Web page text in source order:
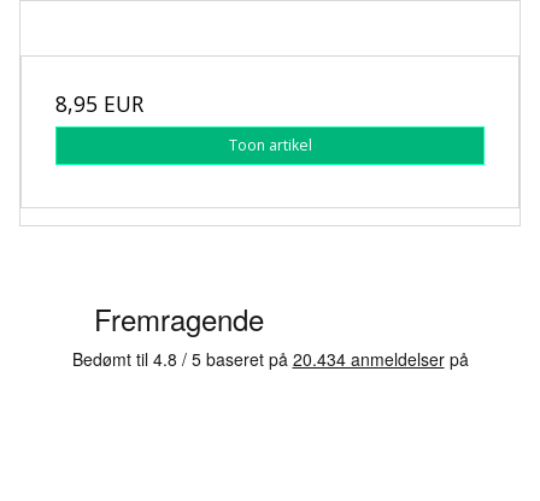
8,95 EUR
Toon artikel